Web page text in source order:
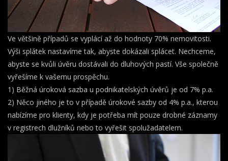
Ve většině případů se vyplácí až do hodnoty 70% nemovitosti.
Výši splátek nastavíme tak, abyste dokázali splácet. Nechceme,
abyste se kvůli úvěru dostávali do dluhových pastí. Vše společně
vyřešíme k vašemu prospěchu.
1) Běžná úroková sazba u podnikatelských úvěrů je od 7% p.a.
2) Něco jiného je to v případě úrokové sazby od 4% p.a., kterou
nabízíme pro klienty, kdy je potřeba mít pouze drobné záznamy
v registrech dlužníků nebo to vyřešit spolužadatelem.